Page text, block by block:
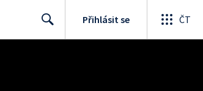
Přihlásit se ČT